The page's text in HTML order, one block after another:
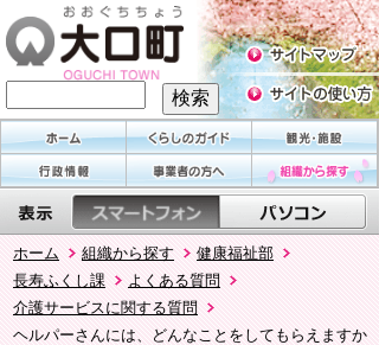
ホーム 組織から探す
健康福祉部
長寿ふくし課
よくある質問
介護サービスに関する質問
ヘルパーさんには、どんなことをしてもらえますか